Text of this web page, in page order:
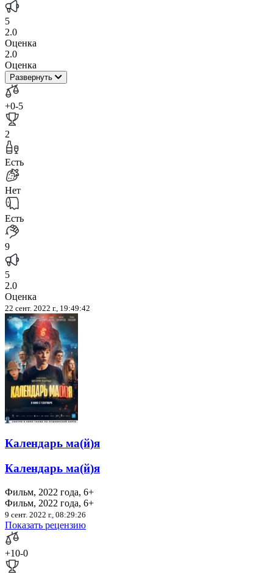
5
2.0
Оценка
2.0
Оценка
Развернуть
+0-5
2
Есть
Нет
Есть
9
5
2.0
Оценка
22 сент. 2022 г., 19:49:42
Календарь ма(й)я
Календарь ма(й)я
Фильм, 2022 года, 6+
Фильм, 2022 года, 6+
9 сент. 2022 г., 08:29:26
Показать рецензию
+10-0